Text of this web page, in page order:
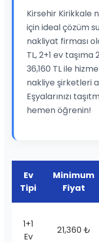
Kirsehir Kirikkale
için ideal çözüm
nakliyat firması
TL, 2+1 ev taşıma
36,160 TL ile
nakliye şirketleri
Eşyalarınızı
hemen öğrenin!
Ev
Tipi
Minimum
Fiyat
1+1
Ev
21,360 ₺